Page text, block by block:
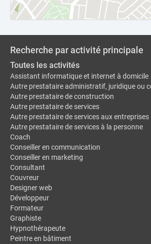
Recherche par activité principale
Toutes les activités
Assistant informatique et internet à domicile
Autre prestataire administratif, juridique ou
Autre prestataire de construction
Autre prestataire de services
Autre prestataire de services aux entreprises
Autre prestataire de services à la personne
Coach
Conseiller en communication
Conseiller en marketing
Consultant
Couvreur
Designer web
Développeur
Formateur
Graphiste
Hypnothérapeute
Peintre en bâtiment